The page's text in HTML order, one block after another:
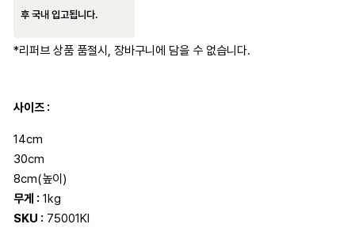
후 국내 입고됩니다.
*리퍼브 상품 품절시, 장바구니에 담을 수 없습니다.
사이즈 :
14cm
30cm
8cm(높이)
무게 :1kg
SKU :75001KI